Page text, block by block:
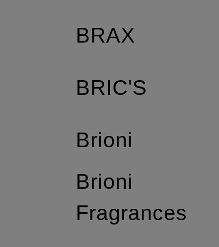
BRAX
BRIC'S
Brioni
Brioni
Fragrances